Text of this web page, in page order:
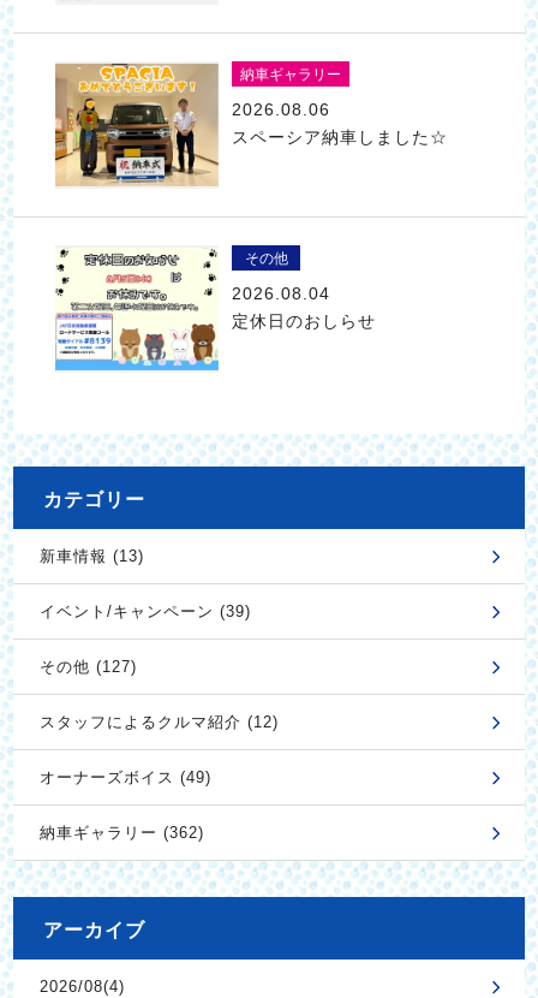
納車ギャラリー
2026.08.06
スペーシア納車しました☆
その他
2026.08.04
定休日のおしらせ
カテゴリー
新車情報 (13)
イベント/キャンペーン (39)
その他 (127)
スタッフによるクルマ紹介 (12)
オーナーズボイス (49)
納車ギャラリー (362)
アーカイブ
2026/08(4)